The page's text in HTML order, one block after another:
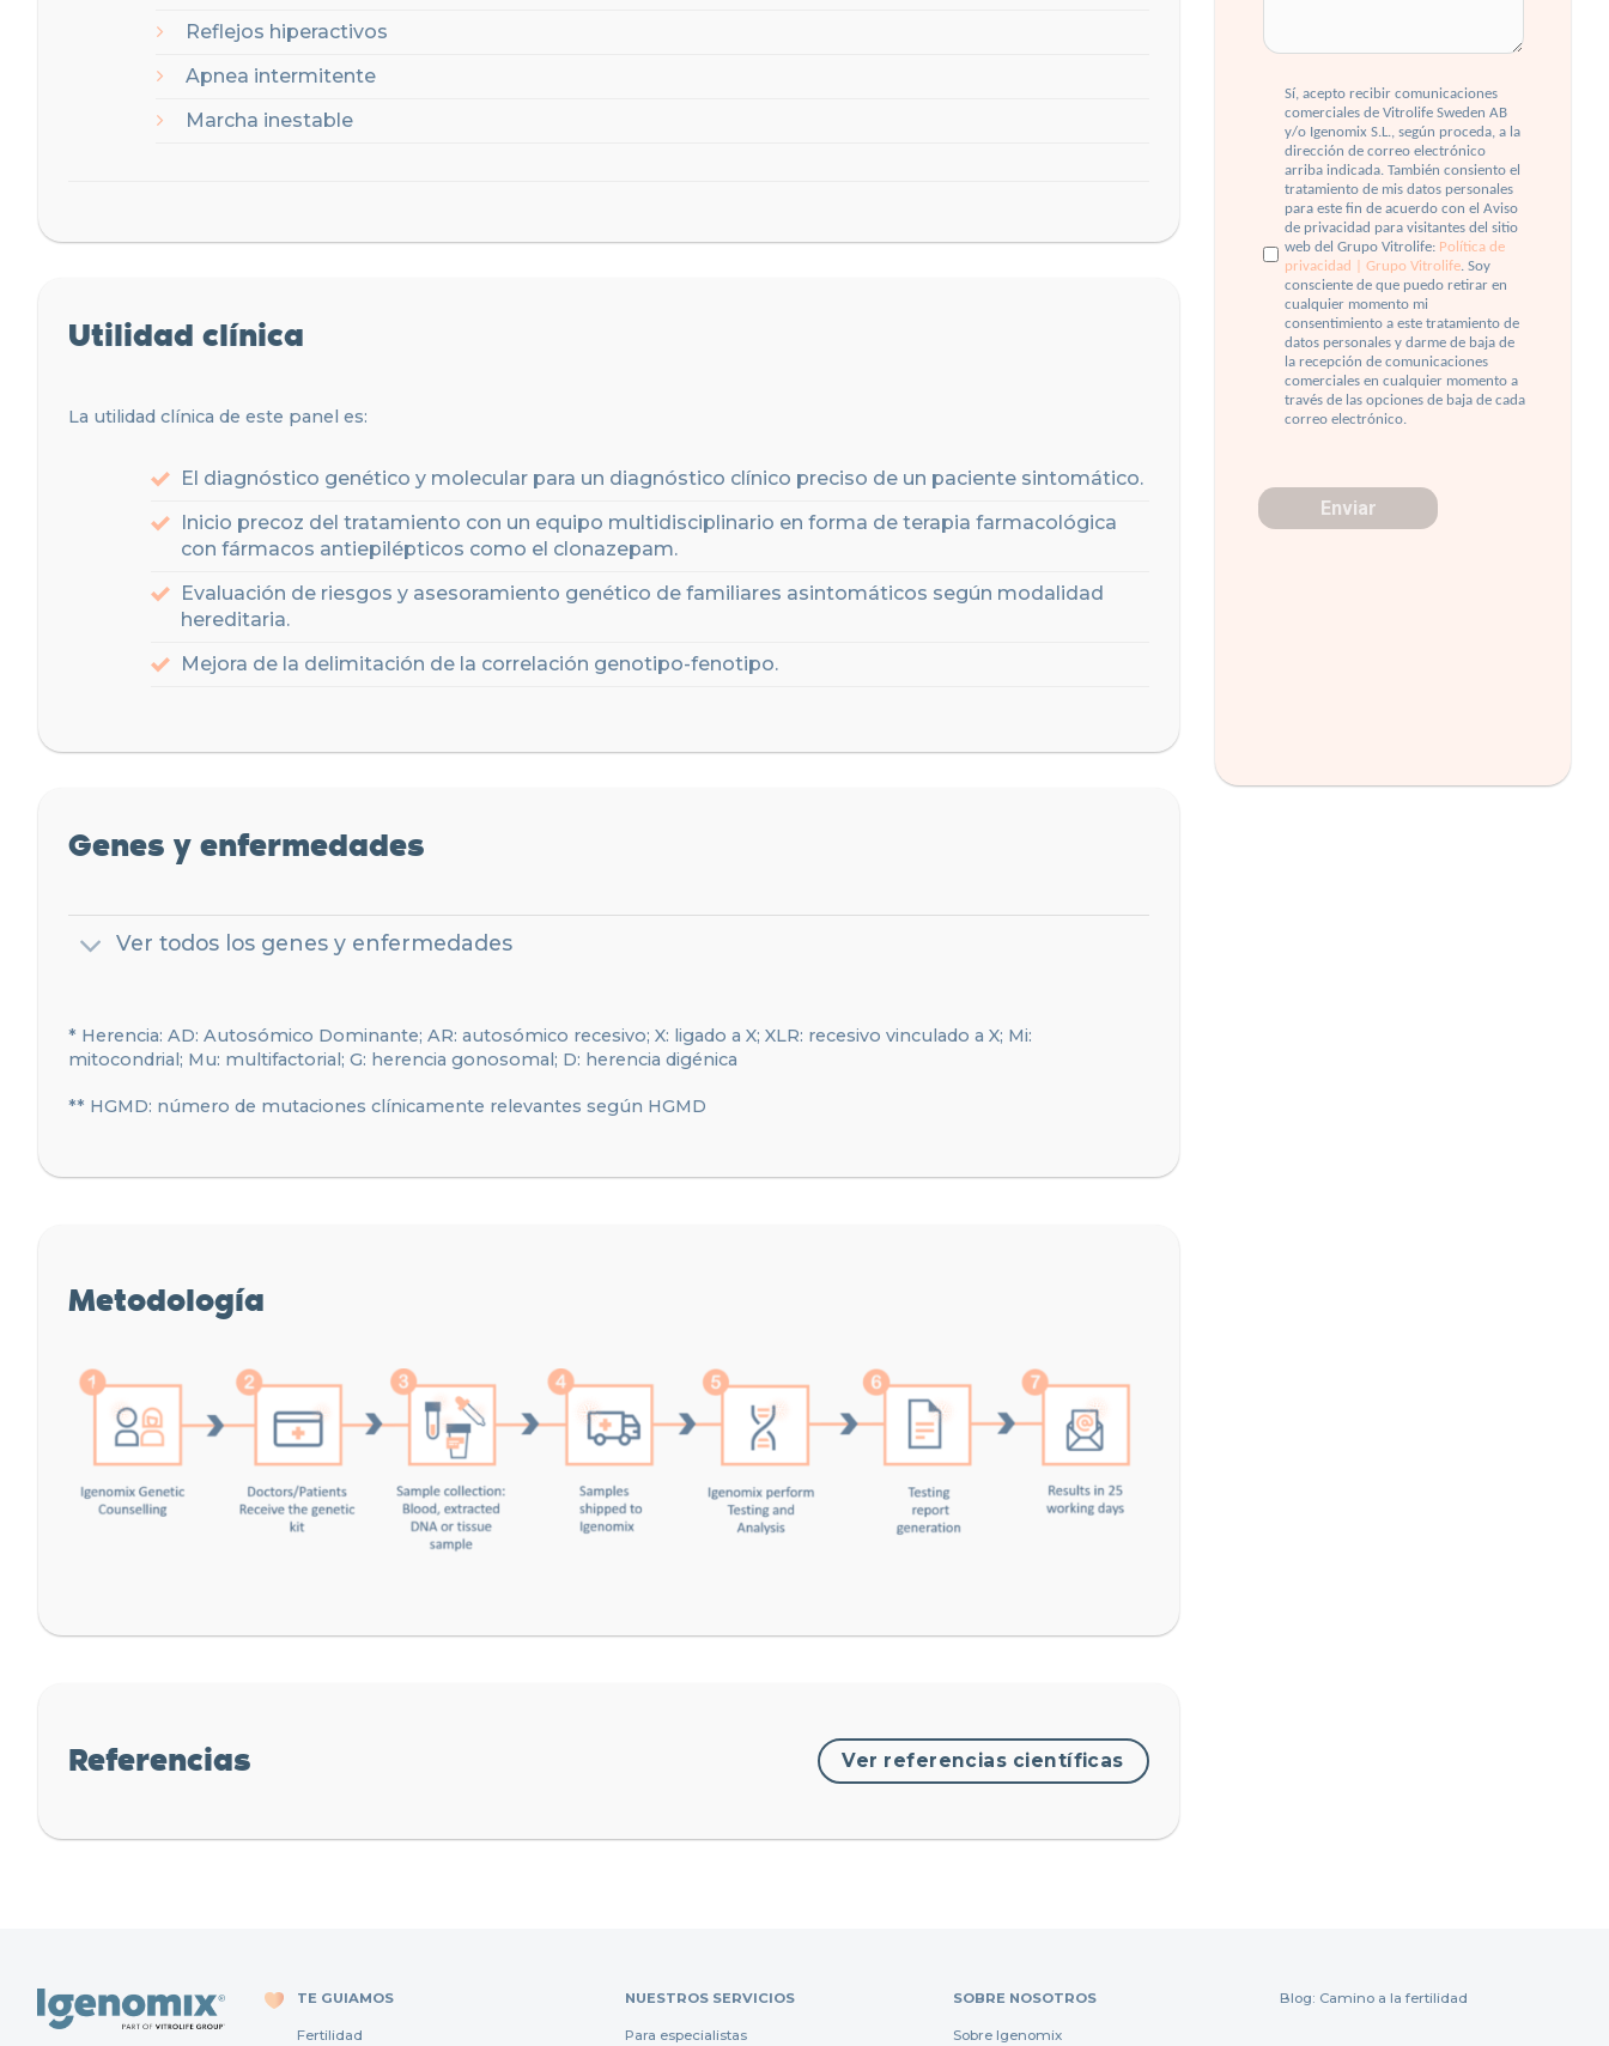
Reflejos hiperactivos
Apnea intermitente
Marcha inestable
Utilidad clínica
La utilidad clínica de este panel es:
El diagnóstico genético y molecular para un diagnóstico clínico preciso de un paciente sintomático.
Inicio precoz del tratamiento con un equipo multidisciplinario en forma de terapia farmacológica
con fármacos antiepilépticos como el clonazepam.
Evaluación de riesgos y asesoramiento genético de familiares asintomáticos según modalidad
hereditaria.
Mejora de la delimitación de la correlación genotipo-fenotipo.
Genes y enfermedades
Ver todos los genes y enfermedades
* Herencia: AD: Autosómico Dominante; AR: autosómico recesivo; X: ligado a X; XLR: recesivo vinculado a X; Mi:
mitocondrial; Mu: multifactorial; G: herencia gonosomal; D: herencia digénica
** HGMD: número de mutaciones clínicamente relevantes según HGMD
Metodología
Referencias Ver referencias científicas
TE GUIAMOS
Fertilidad
NUESTROS SERVICIOS
Para especialistas
SOBRE NOSOTROS
Sobre Igenomix
Blog: Camino a la fertilidad